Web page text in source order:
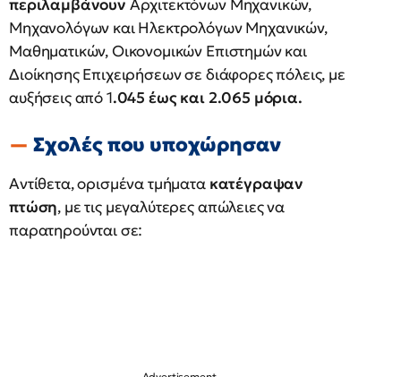
περιλαμβάνουν Αρχιτεκτόνων Μηχανικών,
Μηχανολόγων και Ηλεκτρολόγων Μηχανικών,
Μαθηματικών, Οικονομικών Επιστημών και
Διοίκησης Επιχειρήσεων σε διάφορες πόλεις, με
αυξήσεις από 1.045 έως και 2.065 μόρια.
Σχολές που υποχώρησαν
Αντίθετα, ορισμένα τμήματα κατέγραψαν
πτώση, με τις μεγαλύτερες απώλειες να
παρατηρούνται σε: